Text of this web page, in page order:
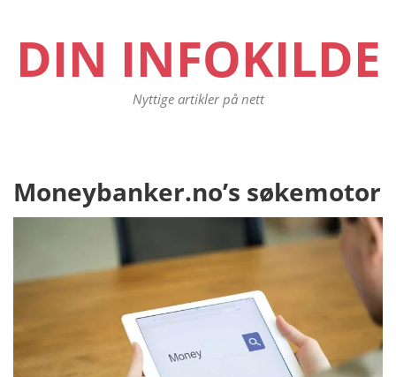
DIN INFOKILDE
Nyttige artikler på nett
Moneybanker.no’s søkemotor
Innleggsnavigasjon